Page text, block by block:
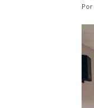
Por